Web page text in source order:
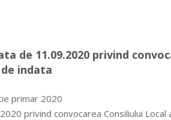
de 11.09.2020 privind
indata
primar 2020
privind convocarea Consiliului Local